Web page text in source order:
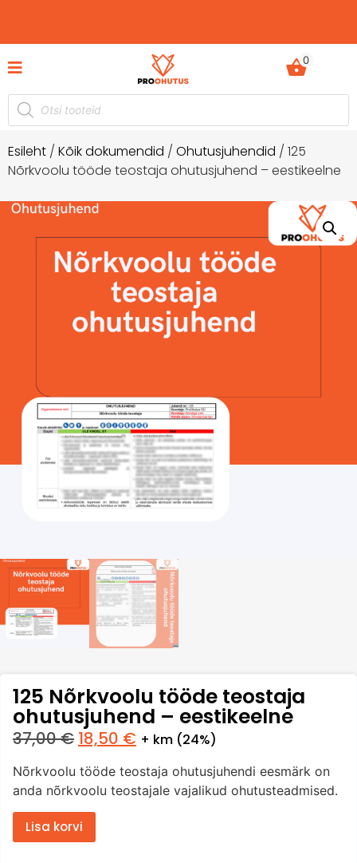
0
Esileht / Kõik dokumendid / Ohutusjuhendid / 125
Nõrkvoolu tööde teostaja ohutusjuhend – eestikeelne
125 Nõrkvoolu tööde teostaja
ohutusjuhend – eestikeelne
37,00€ 18,50 € + km (24%)
Nõrkvoolu tööde teostaja ohutusjuhendi eesmärk on
anda nõrkvoolu teostajale vajalikud ohutusteadmised.
Lisa korvi